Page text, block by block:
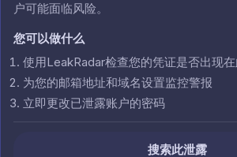
户可能面临风险。
您可以做什么
使用LeakRadar检查您的凭证是否出现
为您的邮箱地址和域名设置监控警报
立即更改已泄露账户的密码
搜索此泄露